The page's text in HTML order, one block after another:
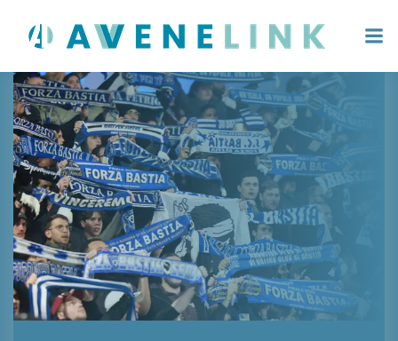
au
contenu